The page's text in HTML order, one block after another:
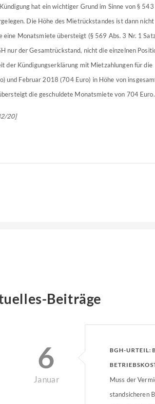
hat ein wichtiger Grund im Sinne von § 543
Die Höhe des Mietrückstandes ist dann nicht
eine Monatsmiete übersteigt (§ 569 Abs. 3 Nr. 1
nur der Gesamtrückstand, nicht die einzelnen
der Kündigungserklärung mit Mietzahlungen für die
und Februar 2018 (704 Euro) in Höhe von
die geschuldete Monatsmiete von 704 Euro.
20]
Beiträge
6
Januar
BGH-URTEIL:
Muss der
standsicheren